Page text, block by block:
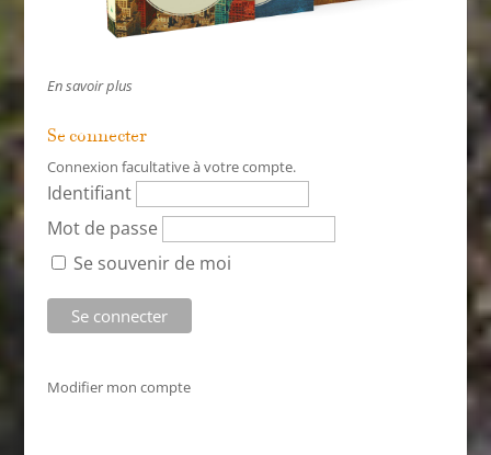
En savoir plus
Se connecter
Connexion facultative à votre compte.
Identifiant
Mot de passe
Se souvenir de moi
Modifier mon compte